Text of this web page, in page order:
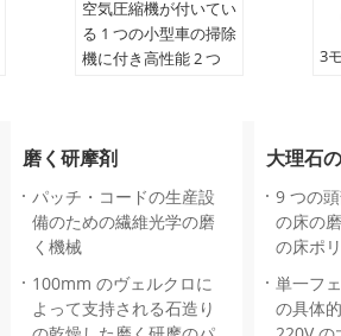
空気圧縮機が付いてい
る 1 つの小型車の掃除
機に付き高性能 2 つ
3
磨く研摩剤
パッチ・コードの生産設
備のための繊維光学の磨
く機械
100mm のヴェルクロに
よって支持される石造り
大理石
9 つの
の床の
の床ポ
単一フ
の具体